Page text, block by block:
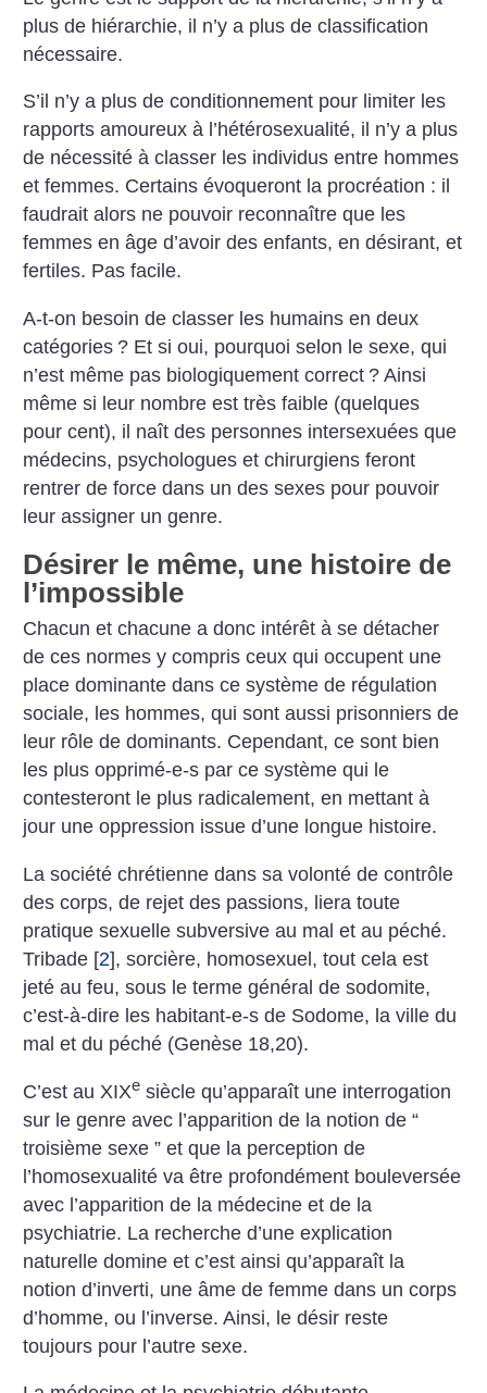
plus de hiérarchie, il n’y a plus de classification
nécessaire.
S’il n’y a plus de conditionnement pour limiter les
rapports amoureux à l’hétérosexualité, il n’y a plus
de nécessité à classer les individus entre hommes
et femmes. Certains évoqueront la procréation : il
faudrait alors ne pouvoir reconnaître que les
femmes en âge d’avoir des enfants, en désirant, et
fertiles. Pas facile.
A-t-on besoin de classer les humains en deux
catégories ? Et si oui, pourquoi selon le sexe, qui
n’est même pas biologiquement correct ? Ainsi
même si leur nombre est très faible (quelques
pour cent), il naît des personnes intersexuées que
médecins, psychologues et chirurgiens feront
rentrer de force dans un des sexes pour pouvoir
leur assigner un genre.
Désirer le même, une histoire de
l’impossible
Chacun et chacune a donc intérêt à se détacher
de ces normes y compris ceux qui occupent une
place dominante dans ce système de régulation
sociale, les hommes, qui sont aussi prisonniers de
leur rôle de dominants. Cependant, ce sont bien
les plus opprimé-e-s par ce système qui le
contesteront le plus radicalement, en mettant à
jour une oppression issue d’une longue histoire.
La société chrétienne dans sa volonté de contrôle
des corps, de rejet des passions, liera toute
pratique sexuelle subversive au mal et au péché.
Tribade [2], sorcière, homosexuel, tout cela est
jeté au feu, sous le terme général de sodomite,
c’est-à-dire les habitant-e-s de Sodome, la ville du
mal et du péché (Genèse 18,20).
C’est au XIXe siècle qu’apparaît une interrogation
sur le genre avec l’apparition de la notion de “
troisième sexe ” et que la perception de
l’homosexualité va être profondément bouleversée
avec l’apparition de la médecine et de la
psychiatrie. La recherche d’une explication
naturelle domine et c’est ainsi qu’apparaît la
notion d’inverti, une âme de femme dans un corps
d’homme, ou l’inverse. Ainsi, le désir reste
toujours pour l’autre sexe.